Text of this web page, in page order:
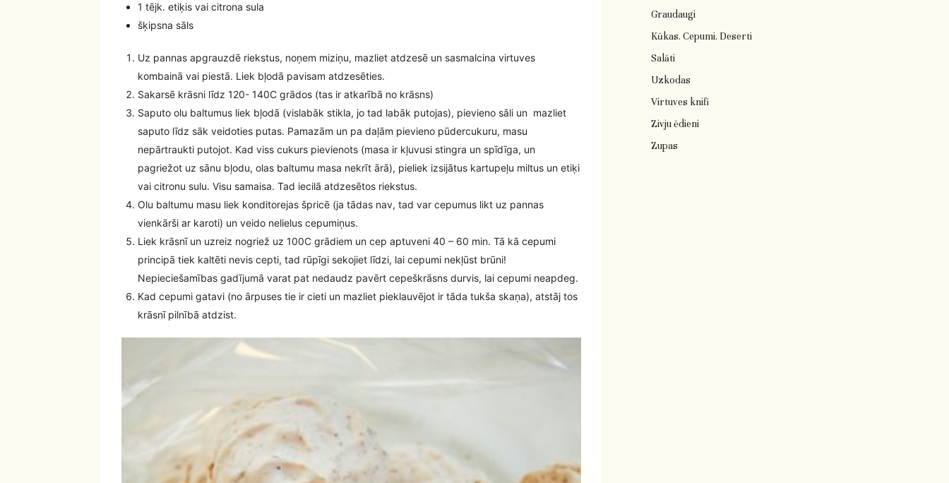
1 tējk. etiķis vai citrona sula
šķipsna sāls
Uz pannas apgrauzdē riekstus, noņem miziņu, mazliet atdzesē un sasmalcina virtuves
kombainā vai piestā. Liek bļodā pavisam atdzesēties.
Sakarsē krāsni līdz 120- 140C grādos (tas ir atkarībā no krāsns)
Saputo olu baltumus liek bļodā (vislabāk stikla, jo tad labāk putojas), pievieno sāli un mazliet
saputo līdz sāk veidoties putas. Pamazām un pa daļām pievieno pūdercukuru, masu
nepārtraukti putojot. Kad viss cukurs pievienots (masa ir kļuvusi stingra un spīdīga, un
pagriežot uz sānu bļodu, olas baltumu masa nekrīt ārā), pieliek izsijātus kartupeļu miltus un etiķi
vai citronu sulu. Visu samaisa. Tad iecilā atdzesētos riekstus.
Olu baltumu masu liek konditorejas špricē (ja tādas nav, tad var cepumus likt uz pannas
vienkārši ar karoti) un veido nelielus cepumiņus.
Liek krāsnī un uzreiz nogriež uz 100C grādiem un cep aptuveni 40 – 60 min. Tā kā cepumi
principā tiek kaltēti nevis cepti, tad rūpīgi sekojiet līdzi, lai cepumi nekļūst brūni!
Nepieciešamības gadījumā varat pat nedaudz pavērt cepeškrāsns durvis, lai cepumi neapdeg.
Kad cepumi gatavi (no ārpuses tie ir cieti un mazliet pieklauvējot ir tāda tukša skaņa), atstāj tos
krāsnī pilnībā atdzist.
Graudaugi
Kūkas. Cepumi. Deserti
Salāti
Uzkodas
Virtuves knifi
Zivju ēdieni
Zupas